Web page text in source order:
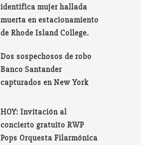
identifica mujer hallada
muerta en estacionamiento
de Rhode Island College.
Dos sospechosos de robo
Banco Santander
capturados en New York
HOY: Invitación al
concierto gratuito RWP
Pops Orquesta Filarmónica